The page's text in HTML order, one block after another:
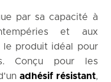
par sa capacité à
et aux
le produit idéal pour
Conçu pour les
adhésif résistant,